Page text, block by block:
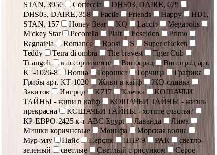
STAN, 3950
Corteccia
DHS03, DAIRE, 079
DHS03, DAIRE, 358
Facile Friends Happy
HD1,
STAN, 157
Honey Bear KQ Laccio
Megapolis
Mickey Star
Pecorella Plait Poseidon
Primo
Ragnatela
Romance Roost S
Super chicken
Teddy
Terra di ombra The bravest
Tiger Cub
Triangoli
в ассортименте Виноград
Виноград арт.
КТ-1026-8
Волна Горошки Горчица
Графика
Грибы арт. КТ-1020
Живи в кайф
ЖО-оливка
Завиток
Ингрид К717 Клетка
КОШАЧЬИ
ТАЙНЫ - живи в кайф
КОШАЧЬИ ТАЙНЫ - жизнь
прекрасна
КОШАЧЬИ ТАЙНЫ - хотите счастья?
КР-ЕВРО-2425 к-т ABC Egypt
Лаванда
Лима
Мишки коричневые
Монифа
Морская волна
Мур-мяу
Найс Персик ППР-9 РАК
светло-
зеленый
светлые Светлый с рисунком
Серое